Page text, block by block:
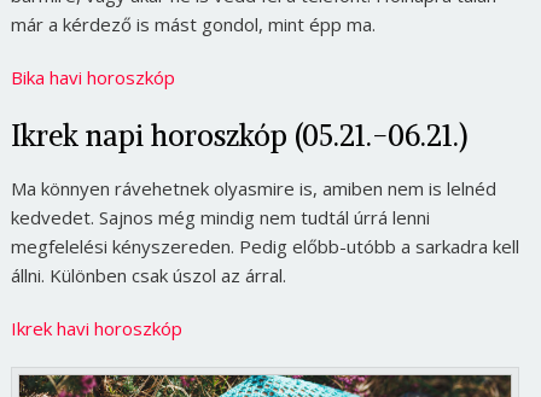
már a kérdező is mást gondol, mint épp ma.
Bika havi horoszkóp
Ikrek napi horoszkóp (05.21.-06.21.)
Ma könnyen rávehetnek olyasmire is, amiben nem is lelnéd
kedvedet. Sajnos még mindig nem tudtál úrrá lenni
megfelelési kényszereden. Pedig előbb-utóbb a sarkadra kell
állni. Különben csak úszol az árral.
Ikrek havi horoszkóp